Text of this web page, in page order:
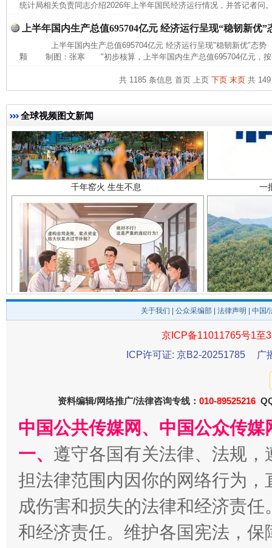
统计局相关负责同志介绍2026年上半年国民经济运行情况，并答记者问
上半年国内生产总值695704亿元 经济运行呈现“稳韧新优”
上半年国内生产总值695704亿元 经济运行呈现"稳韧新优"态
颗 制图：张寒 "初步核算，上半年国内生产总值695704亿元，按
共 1185 条信息 首页 上页 下页 末页共 149
全球视频图文新闻
千年窑火 生生不息 一
揭开“小金库”的免责幌子
受贿1.44亿！段成刚被判无期 从幼
关于我们 公众采编部 法律声明 | 中国
京ICP备11011765号1至
ICP许可证: 京B2-20251785
广
资料编辑/网络推广/法律咨询专线： 010-89525216
中国公共传媒网、中国公众传
一、 遵守各国有关法律、法规
担法律范围内因你的网络行为
成伤害和损失的法律和经济责
和经济责任。维护各国宪法，